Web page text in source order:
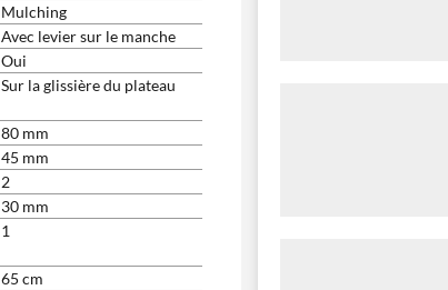
Mulching
Avec levier sur le manche
Oui
Sur la glissière du plateau
80 mm
45 mm
2
30 mm
1
65 cm